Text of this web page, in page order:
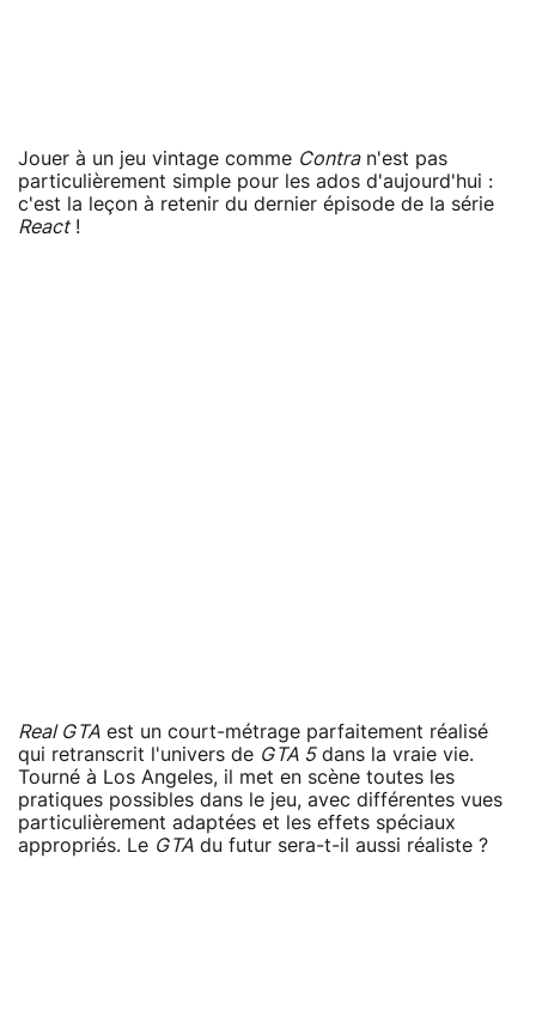
Jouer à un jeu vintage comme Contran'est pas
particulièrement simple pour les ados d'aujourd'hui :
c'est la leçon à retenir du dernier épisode de la série
React!
Real GTA est un court-métrage parfaitement réalisé
qui retranscrit l'univers de GTA 5dans la vraie vie.
Tourné à Los Angeles, il met en scène toutes les
pratiques possibles dans le jeu, avec différentes vues
particulièrement adaptées et les effets spéciaux
appropriés. Le GTA du futur sera-t-il aussi réaliste ?